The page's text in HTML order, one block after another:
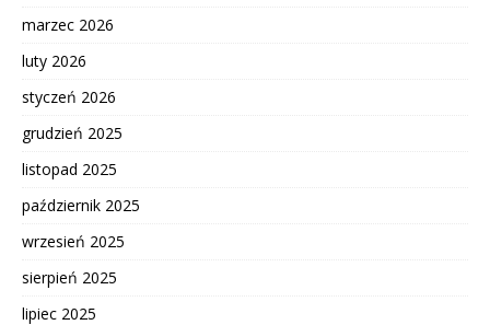
marzec 2026
luty 2026
styczeń 2026
grudzień 2025
listopad 2025
październik 2025
wrzesień 2025
sierpień 2025
lipiec 2025